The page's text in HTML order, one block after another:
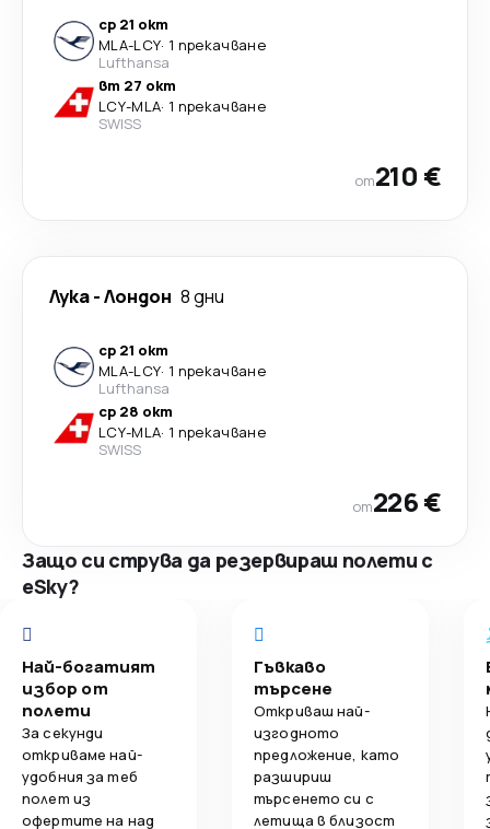
ср 21 окт
MLA-LCY· 1 прекачване
Lufthansa
вт 27 окт
LCY-MLA· 1 прекачване
SWISS
от210 €
Лука-Лондон 8 дни
ср 21 окт
MLA-LCY· 1 прекачване
Lufthansa
ср 28 окт
LCY-MLA· 1 прекачване
SWISS
от226 €
Защо си струва да резервираш полети с
eSky?
Най-богатият
избор от
полети
За секунди
откриваме най-
удобния за теб
полет из
офертите на над
Гъвкаво
търсене
Откриваш най-
изгодното
предложение, като
разшириш
търсенето си с
летища в близост